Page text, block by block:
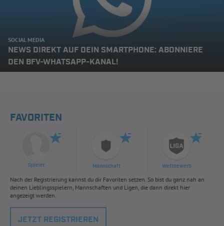
SOCIAL MEDIA
NEWS DIREKT AUF DEIN SMARTPHONE: ABONNIERE
DEN BFV-WHATSAPP-KANAL!
FAVORITEN
Spieler Mannschaft Wettbewerb
Nach der Registrierung kannst du dir Favoriten setzen. So bist du ganz nah an
deinen Lieblingsspielern, Mannschaften und Ligen, die dann direkt hier
angezeigt werden.
JETZT REGISTRIEREN